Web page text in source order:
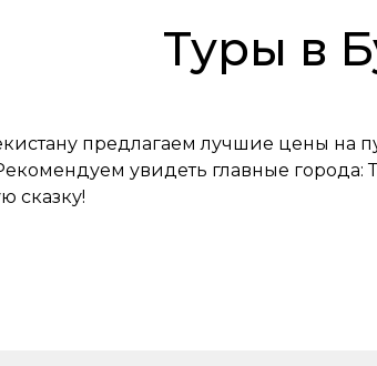
Туры в
предлагаем лучшие цены на
увидеть главные города:
сказку!